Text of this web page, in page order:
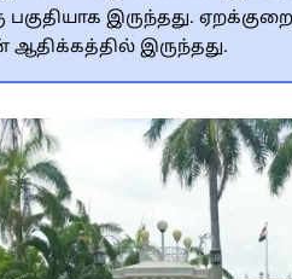
பகுதியாக இருந்தது.
ஆதிக்கத்தில் இருந்தது.